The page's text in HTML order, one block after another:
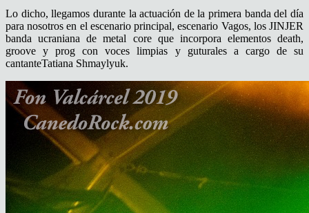
Lo dicho, llegamos durante la actuación de la primera banda del día
para nosotros en el escenario principal, escenario Vagos, los JINJER
banda ucraniana de metal core que incorpora elementos death,
groove y prog con voces limpias y guturales a cargo de su
cantanteTatiana Shmaylyuk.